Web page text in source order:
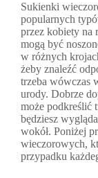
Sukienki
popularnych
przez kobiety na
mogą być
w różnych
żeby znaleźć
trzeba wówczas
urody. Dobrze
może podkreślić
będziesz
wokół. Poniżej
wieczorowych,
przypadku